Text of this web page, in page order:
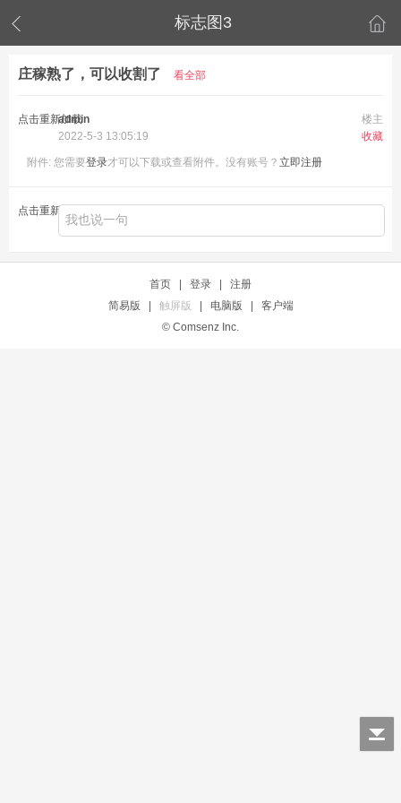
标志图3
庄稼熟了，可以收割了 看全部
点击重新加载 楼主
admin
收藏
2022-5-3 13:05:19
附件: 您需要登录才可以下载或查看附件。没有账号？ 立即注册
点击重新加载
首页 登录
注册
简易版
触屏版 电脑版
客户端
© Comsenz Inc.